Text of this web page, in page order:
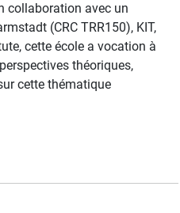
collaboration avec un
(CRC TRR150), KIT,
cette école a vocation à
théoriques,
cette thématique